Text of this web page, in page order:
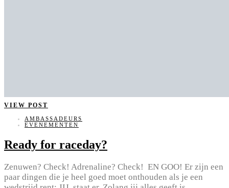
VIEW POST
AMBASSADEURS
EVENEMENTEN
Ready for raceday?
Zenuwen? Check! Adrenaline? Check! EN GOO! Er zijn een
paar dingen die je heel goed moet onthouden als je een